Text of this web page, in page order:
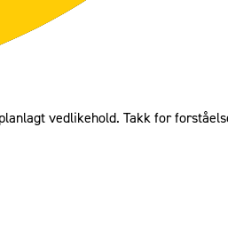
vedlikehold. Takk for